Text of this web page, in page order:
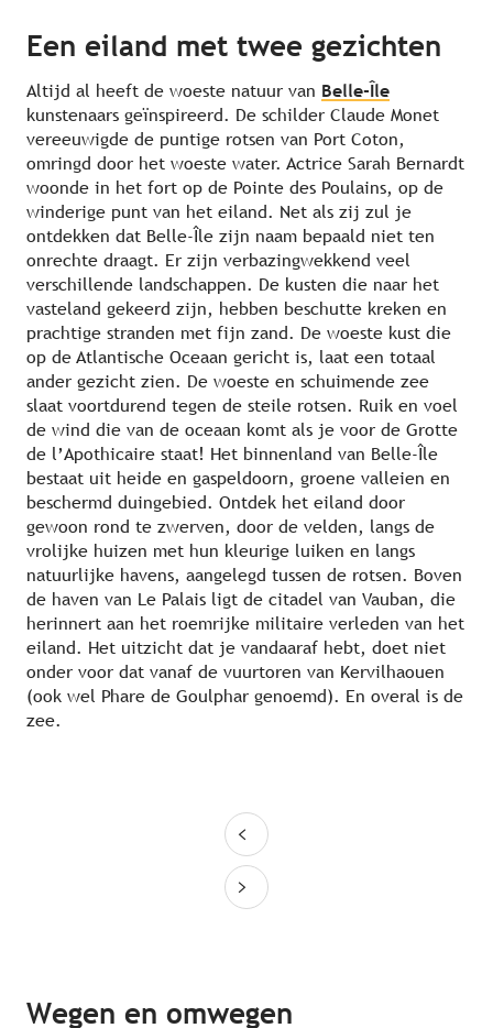
Een eiland met twee gezichten
Altijd al heeft de woeste natuur van Belle-Île
kunstenaars geïnspireerd. De schilder Claude Monet
vereeuwigde de puntige rotsen van Port Coton,
omringd door het woeste water. Actrice Sarah Bernardt
woonde in het fort op de Pointe des Poulains, op de
winderige punt van het eiland. Net als zij zul je
ontdekken dat Belle-Île zijn naam bepaald niet ten
onrechte draagt. Er zijn verbazingwekkend veel
verschillende landschappen. De kusten die naar het
vasteland gekeerd zijn, hebben beschutte kreken en
prachtige stranden met fijn zand. De woeste kust die
op de Atlantische Oceaan gericht is, laat een totaal
ander gezicht zien. De woeste en schuimende zee
slaat voortdurend tegen de steile rotsen. Ruik en voel
de wind die van de oceaan komt als je voor de Grotte
de l’Apothicaire staat! Het binnenland van Belle-Île
bestaat uit heide en gaspeldoorn, groene valleien en
beschermd duingebied. Ontdek het eiland door
gewoon rond te zwerven, door de velden, langs de
vrolijke huizen met hun kleurige luiken en langs
natuurlijke havens, aangelegd tussen de rotsen. Boven
de haven van Le Palais ligt de citadel van Vauban, die
herinnert aan het roemrijke militaire verleden van het
eiland. Het uitzicht dat je vandaaraf hebt, doet niet
onder voor dat vanaf de vuurtoren van Kervilhaouen
(ook wel Phare de Goulphar genoemd). En overal is de
zee.
Wegen en omwegen